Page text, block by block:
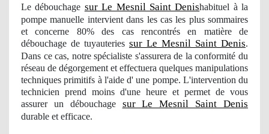
Le débouchage sur Le Mesnil Saint Denishabituel à la
pompe manuelle intervient dans les cas les plus sommaires
et concerne 80% des cas rencontrés en matière de
débouchage de tuyauteries sur Le Mesnil Saint Denis.
Dans ce cas, notre spécialiste s'assurera de la conformité du
réseau de dégorgement et effectuera quelques manipulations
techniques primitifs à l'aide d' une pompe. L'intervention du
technicien prend moins d'une heure et permet de vous
assurerun débouchage sur Le Mesnil Saint Denis
durable et efficace.